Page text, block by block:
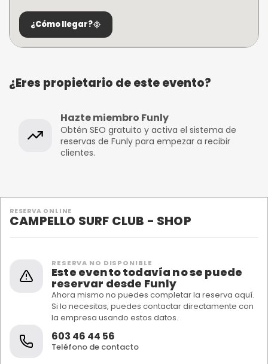
¿Cómo llegar?
¿Eres propietario de este evento?
Hazte miembro Funly
Obtén SEO gratuito y activa el sistema de
reservas de Funly para empezar a recibir
clientes.
RESERVA ONLINE
CAMPELLO SURF CLUB - SHOP
RESERVA NO DISPONIBLE
Este evento todavía no se puede
reservar desde Funly
Ahora mismo no puedes completar la reserva aquí.
Si lo necesitas, puedes contactar directamente con
la empresa usando estos datos.
603 46 44 56
Teléfono de contacto